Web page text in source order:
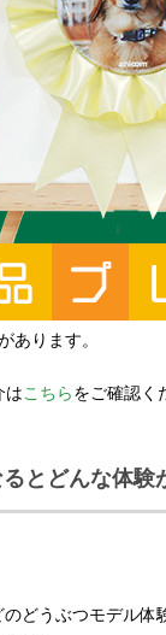
あります。
はこちら をご確認く
とどんな体験
どうぶつモデル体